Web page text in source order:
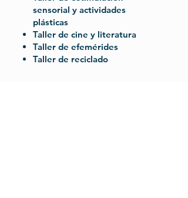
sensorial y actividades
plásticas
Taller de cine y literatura
Taller de efemérides
Taller de reciclado